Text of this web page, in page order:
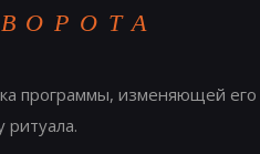
программы, изменяющей
ритуала.